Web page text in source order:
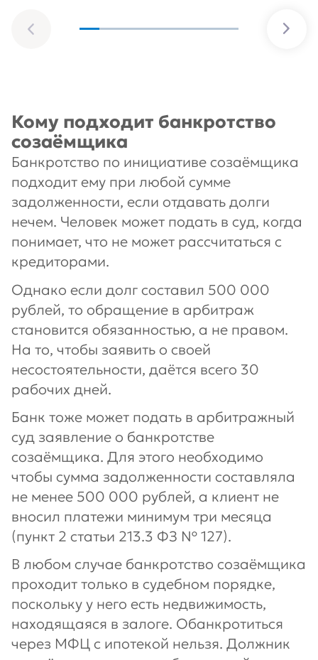
Кому подходит банкротство
созаёмщика
Банкротство по инициативе созаёмщика
подходит ему при любой сумме
задолженности, если отдавать долги
нечем. Человек может подать в суд, когда
понимает, что не может рассчитаться с
кредиторами.
Однако если долг составил 500 000
рублей, то обращение в арбитраж
становится обязанностью, а не правом.
На то, чтобы заявить о своей
несостоятельности, даётся всего 30
рабочих дней.
Банк тоже может подать в арбитражный
суд заявление о банкротстве
созаёмщика. Для этого необходимо
чтобы сумма задолженности составляла
не менее 500 000 рублей, а клиент не
вносил платежи минимум три месяца
(пункт 2 статьи 213.3 ФЗ № 127).
В любом случае банкротство созаёмщика
проходит только в судебном порядке,
поскольку у него есть недвижимость,
находящаяся в залоге. Обанкротиться
через МФЦ с ипотекой нельзя. Должник